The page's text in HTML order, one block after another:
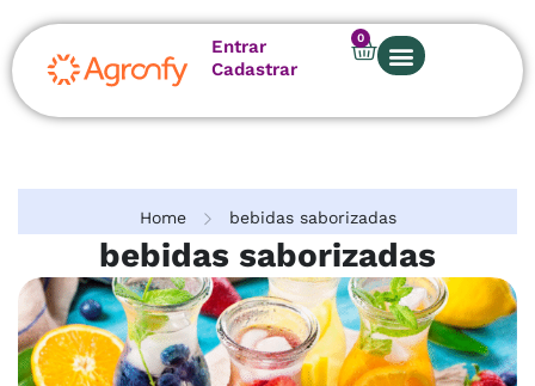
Entrar
Cadastrar
0
Home bebidas saborizadas
bebidas saborizadas